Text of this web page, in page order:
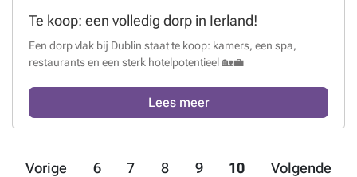
Te koop: een volledig dorp in Ierland!
Een dorp vlak bij Dublin staat te koop: kamers, een spa,
restaurants en een sterk hotelpotentieel 🏡💼
Lees meer
Vorige 6 7 8 9 10 Volgende